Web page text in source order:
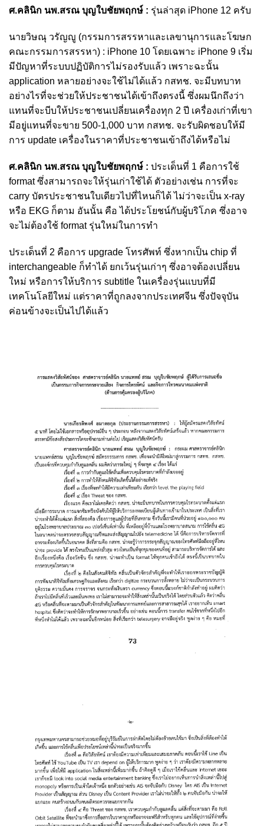
ศ.คลินิก นพ.สรณ บุญใบชัยพฤกษ์ : รุ่นล่าสุด iPhone 12 ครับ
นายวิษณุ วรัญญู (กรรมการสรรหาและเลขานุการและโฆษก
คณะกรรมการสรรหา) : iPhone 10 โดยเฉพาะ iPhone 9 เริ่ม
มีปัญหาที่ระบบปฏิบัติการไม่รองรับแล้ว เพราะฉะนั้น
application หลายอย่างจะใช้ไม่ได้แล้ว กสทช. จะมีบทบาท
อย่างไรที่จะช่วยให้ประชาชนได้เข้าถึงตรงนี้ ซึ่งผมนึกถึงว่า
แทนที่จะบีบให้ประชาชนเปลี่ยนเครื่องทุก 2 ปี เครื่องเก่าที่เขา
มีอยู่แทนที่จะขาย 500-1,000 บาท กสทช. จะรับผิดชอบให้มี
การ update เครื่องในราคาที่ประชาชนเข้าถึงได้หรือไม่
ศ.คลินิก นพ.สรณ บุญใบชัยพฤกษ์ : ประเด็นที่ 1 คือการใช้
format ซึ่งสามารถจะให้รุ่นเก่าใช้ได้ ตัวอย่างเช่น การที่จะ
carry บัตรประชาชนใบเดียวไปที่ไหนก็ได้ ไม่ว่าจะเป็น x-ray
หรือ EKG ก็ตาม อันนั้น คือ ได้ประโยชน์กับผู้บริโภค ซึ่งอาจ
จะไม่ต้องใช้ format รุ่นใหม่ในการทำ
ประเด็นที่ 2 คือการ upgrade โทรศัพท์ ซึ่งหากเป็น chip ที่
interchangeable ก็ทำได้ ยกเว้นรุ่นเก่าๆ ซึ่งอาจต้องเปลี่ยน
ใหม่ หรือการให้บริการ subtitle ในเครื่องรุ่นแบบที่มี
เทคโนโลยีใหม่ แต่ราคาที่ถูกลงจากประเทศจีน ซึ่งปัจจุบัน
ค่อนข้างจะเป็นไปได้แล้ว